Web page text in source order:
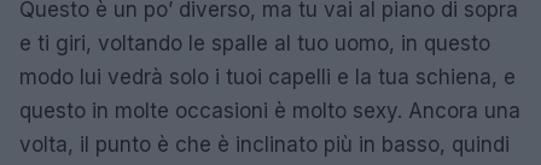
Questo è un po’ diverso, ma tu vai al piano di sopra
e ti giri, voltando le spalle al tuo uomo, in questo
modo lui vedrà solo i tuoi capelli e la tua schiena, e
questo in molte occasioni è molto sexy. Ancora una
volta, il punto è che è inclinato più in basso, quindi